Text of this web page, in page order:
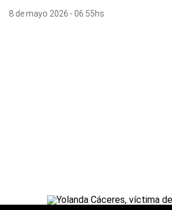
8 de mayo 2026 - 06:55hs